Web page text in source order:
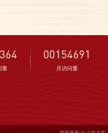
量
00154691
月访问量